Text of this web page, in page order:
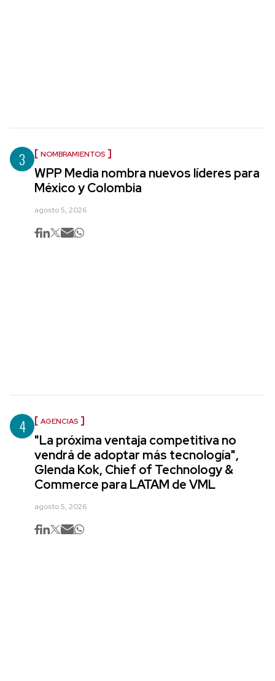
3 NOMBRAMIENTOS
WPP Media nombra nuevos líderes para
México y Colombia
agosto 5, 2026
4 AGENCIAS
"La próxima ventaja competitiva no
vendrá de adoptar más tecnología",
Glenda Kok, Chief of Technology &
Commerce para LATAM de VML
agosto 5, 2026